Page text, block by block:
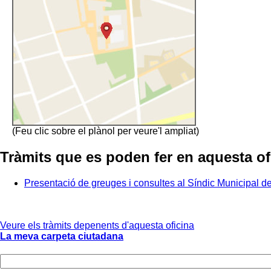
(Feu clic sobre el plànol per veure'l ampliat)
Tràmits que es poden fer en aquesta
Presentació de greuges i consultes al Síndic Municipal
Veure els tràmits depenents d'aquesta oficina
La meva carpeta ciutadana